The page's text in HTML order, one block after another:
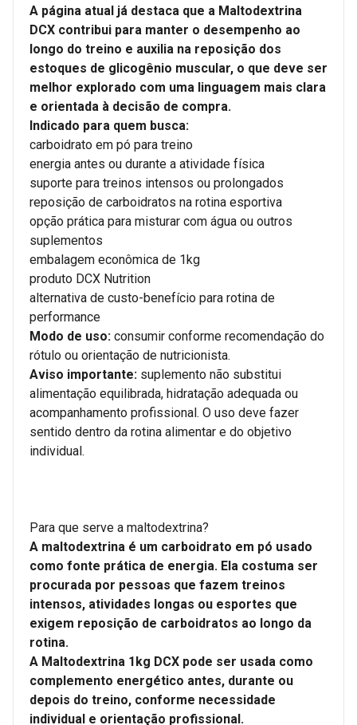
A página atual já destaca que a Maltodextrina
DCX contribui para manter o desempenho ao
longo do treino e auxilia na reposição dos
estoques de glicogênio muscular, o que deve ser
melhor explorado com uma linguagem mais clara
e orientada à decisão de compra.
Indicado para quem busca:
carboidrato em pó para treino
energia antes ou durante a atividade física
suporte para treinos intensos ou prolongados
reposição de carboidratos na rotina esportiva
opção prática para misturar com água ou outros
suplementos
embalagem econômica de 1kg
produto DCX Nutrition
alternativa de custo-benefício para rotina de
performance
Modo de uso: consumir conforme recomendação do
rótulo ou orientação de nutricionista.
Aviso importante: suplemento não substitui
alimentação equilibrada, hidratação adequada ou
acompanhamento profissional. O uso deve fazer
sentido dentro da rotina alimentar e do objetivo
individual.
Para que serve a maltodextrina?
A maltodextrina é um carboidrato em pó usado
como fonte prática de energia. Ela costuma ser
procurada por pessoas que fazem treinos
intensos, atividades longas ou esportes que
exigem reposição de carboidratos ao longo da
rotina.
A Maltodextrina 1kg DCX pode ser usada como
complemento energético antes, durante ou
depois do treino, conforme necessidade
individual e orientação profissional.